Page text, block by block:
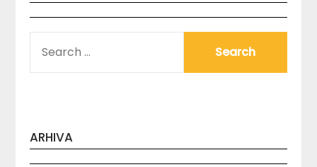
FOR:
ARHIVA